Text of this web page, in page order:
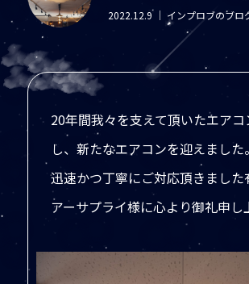
2022.12.9｜ インプロブのブロ
20年間我々を支えて頂いたエア
し、新たなエアコンを迎えました。
迅速かつ丁寧にご対応頂きました
アーサプライ様に心より御礼申し